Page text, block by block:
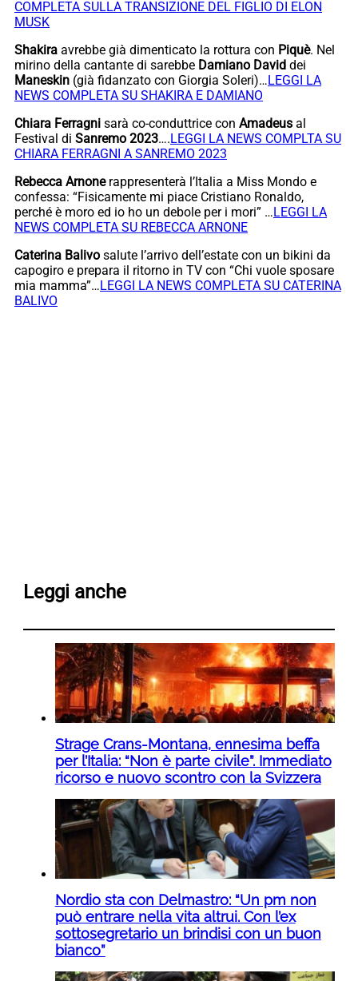
COMPLETA SULLA TRANSIZIONE DEL FIGLIO DI ELON
MUSK
Shakira avrebbe già dimenticato la rottura con Piquè. Nel
mirino della cantante di sarebbe Damiano David dei
Maneskin (già fidanzato con Giorgia Soleri)…LEGGI LA
NEWS COMPLETA SU SHAKIRA E DAMIANO
Chiara Ferragni sarà co-conduttrice con Amadeus al
Festival di Sanremo 2023….LEGGI LA NEWS COMPLTA SU
CHIARA FERRAGNI A SANREMO 2023
Rebecca Arnone rappresenterà l’Italia a Miss Mondo e
confessa: “Fisicamente mi piace Cristiano Ronaldo,
perché è moro ed io ho un debole per i mori” …LEGGI LA
NEWS COMPLETA SU REBECCA ARNONE
Caterina Balivo salute l’arrivo dell’estate con un bikini da
capogiro e prepara il ritorno in TV con “Chi vuole sposare
mia mamma”…LEGGI LA NEWS COMPLETA SU CATERINA
BALIVO
Leggi anche
Strage Crans-Montana, ennesima beffa
per l’Italia: “Non è parte civile”. Immediato
ricorso e nuovo scontro con la Svizzera
Nordio sta con Delmastro: “Un pm non
può entrare nella vita altrui. Con l’ex
sottosegretario un brindisi con un buon
bianco”